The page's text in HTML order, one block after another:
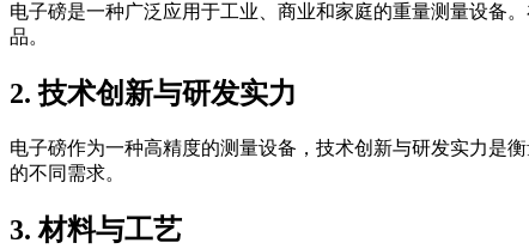
电子磅是一种广泛应用于工业、商业和家庭的重量测量设备
品。
2. 技术创新与研发实力
电子磅作为一种高精度的测量设备，技术创新与研发实力是
的不同需求。
3. 材料与工艺